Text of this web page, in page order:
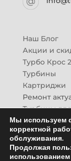
Наш Блог
Акции и
Турбо Крос
Турбины
Картриджи
Ремонт
Турбины
Турбины
Картридж
Турбины
Купить
Мы используем
корректной
обслуживания.
Продолжая